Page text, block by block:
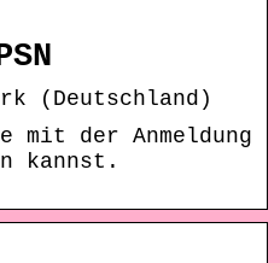
(Deutschland)
der Anmeldung
kannst.